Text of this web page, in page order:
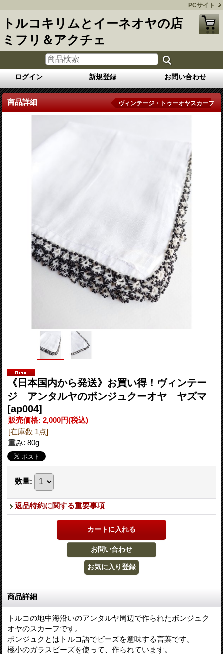
PCサイト
トルコキリムとイーネオヤの店
ミフリ＆アクチェ
ログイン 新規登録 お問い合わせ
商品詳細 ヴィンテージ・トゥーオヤスカーフ
《日本国内から発送》お買い得！ヴィンテー
ジ アンタルヤのボンジュクーオヤ ヤズマ
[ap004]
販売価格: 2,000円(税込)
[在庫数 1点]
重み: 80g
数量:
返品特約に関する重要事項
商品詳細
トルコの地中海沿いのアンタルヤ周辺で作られたボンジュク
オヤのスカーフです。
ボンジュクとはトルコ語でビーズを意味する言葉です。
極小のガラスビーズを使って、作られています。